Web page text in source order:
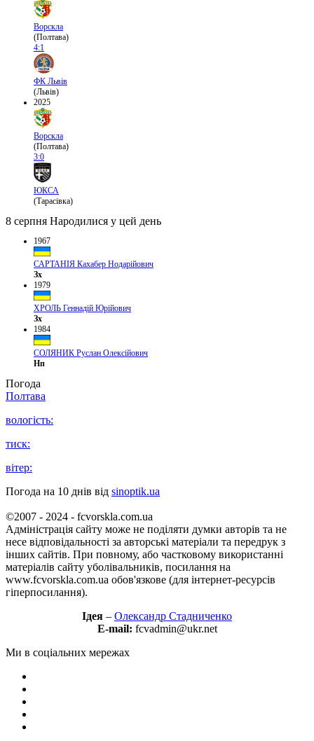
Ворскла
(Полтава)
4:1
ФК Львів
(Львів)
2025
Ворскла
(Полтава)
3:0
ЮКСА
(Тарасівка)
8 серпня Народилися у цей день
1967
САРТАНІЯ Кахабер Нодарійович
Зх
1979
ХРОЛЬ Геннадій Юрійович
Зх
1984
СОЛЯНИК Руслан Олексійович
Нп
Погода
Полтава
вологість:
тиск:
вітер:
Погода на 10 днів від sinoptik.ua
©2007 - 2024 - fcvorskla.com.ua
Адміністрація сайту може не поділяти думки авторів та не
несе відповідальності за авторські матеріали та передрук з
інших сайтів. При повному, або частковому використанні
матеріалів сайту уболівальників, посилання на
www.fcvorskla.com.ua обов'язкове (для інтернет-ресурсів
гіперпосилання).
Ідея – Олександр Стадниченко
E-mail: fcvadmin@ukr.net
Ми в соціальних мережах